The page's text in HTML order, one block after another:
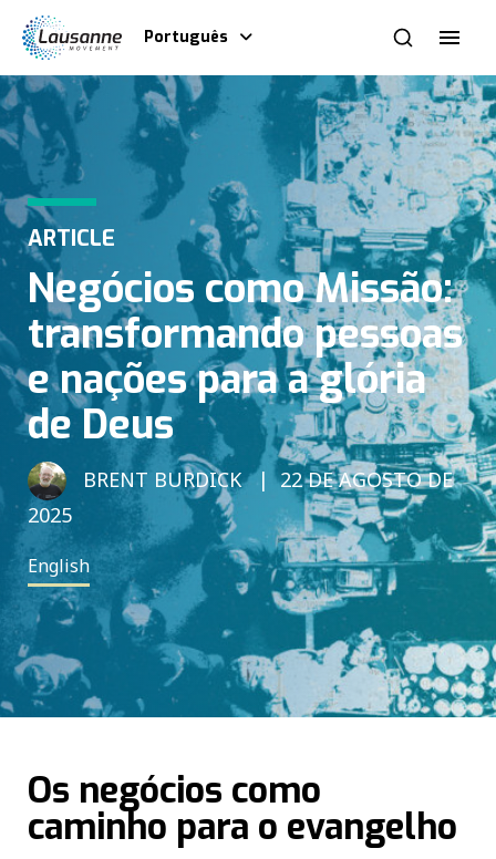
Português
ARTICLE
Negócios como Missão:
transformando pessoas
e nações para a glória
de Deus
BRENT BURDICK
22 DE AGOSTO DE
2025
English
Os negócios como
caminho para o evangelho